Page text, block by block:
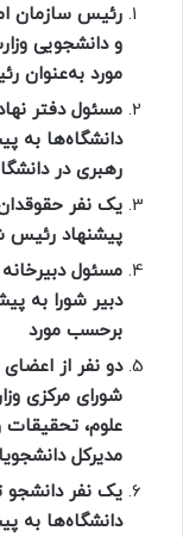
رئیس سازمان
و دانشجویی
مورد به‌عنوان
مسئول دفتر
دانشگاه‌ها به
رهبری در
یک نفر
پیشنهاد رئیس
مسئول
دبیر شورا به
برحسب مورد
دو نفر از
شورای مرکزی
علوم،
مدیرکل
یک نفر دانشجو
دانشگاه‌ها به